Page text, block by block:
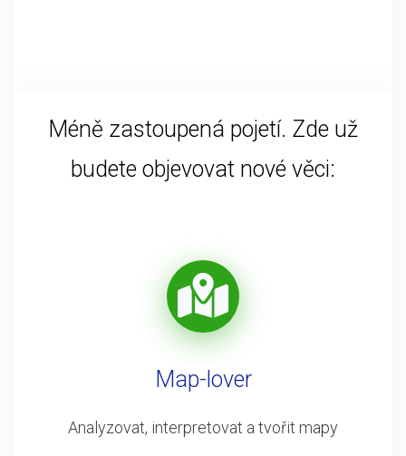
Méně zastoupená pojetí. Zde už
budete objevovat nové věci:
Map-lover
Analyzovat, interpretovat a tvořit mapy